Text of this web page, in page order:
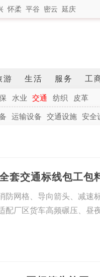
怀柔 平谷 密云 延庆
游 生活 服务 工
水业 交通 纺织
皮革
运输设备 交通设施 安全
套交通标线包工包
防网格、导向箭头、减速
厂区货车高频碾压、昼